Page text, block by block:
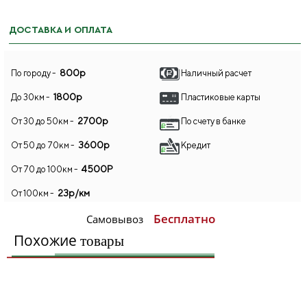
ДОСТАВКА И ОПЛАТА
По городу - 800р
До 30км - 1800р
От 30 до 50км - 2700р
От 50 до 70км - 3600р
От 70 до 100км - 4500Р
От 100км - 23р/км
Самовывоз Бесплатно
Наличный расчет
Пластиковые карты
По счету в банке
Кредит
Похожие товары